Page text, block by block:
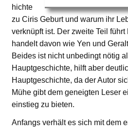
hichte
zu Ciris Geburt und warum ihr
verknüpft ist. Der zweite Teil führt
handelt davon wie Yen und
Beides ist nicht unbedingt nötig
Hauptgeschichte, hilft aber
Hauptgeschichte, da der Autor
Mühe gibt dem geneigten Leser
einstieg zu bieten.
Anfangs verhält es sich mit dem